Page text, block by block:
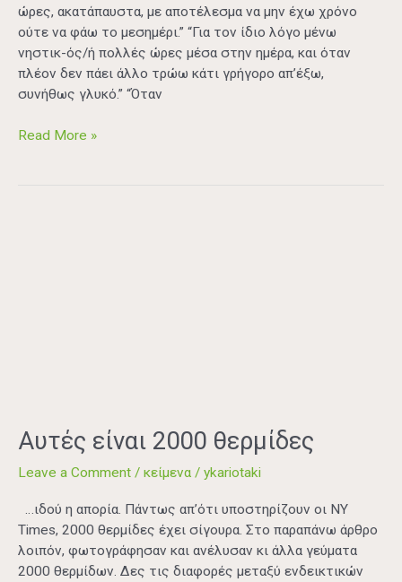
ώρες, ακατάπαυστα, με αποτέλεσμα να μην έχω χρόνο
ούτε να φάω το μεσημέρι.” “Για τον ίδιο λόγο μένω
νηστικ-ός/ή πολλές ώρες μέσα στην ημέρα, και όταν
πλέον δεν πάει άλλο τρώω κάτι γρήγορο απ’έξω,
συνήθως γλυκό.” “Όταν
Read More »
Αυτές είναι 2000 θερμίδες
Leave a Comment / κείμενα / ykariotaki
…ιδού η απορία. Πάντως απ’ότι υποστηρίζουν οι NY
Times, 2000 θερμίδες έχει σίγουρα. Στο παραπάνω άρθρο
λοιπόν, φωτογράφησαν και ανέλυσαν κι άλλα γεύματα
2000 θερμίδων. Δες τις διαφορές μεταξύ ενδεικτικών